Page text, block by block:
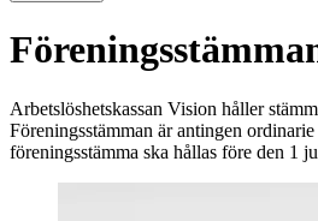
Arbetslöshetskassan Vision håller
Föreningsstämman är antingen
föreningsstämma ska hållas före den 1